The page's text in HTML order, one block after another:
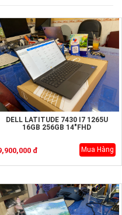
DELL LATITUDE 7430 I7 1265U
16GB 256GB 14"FHD
đ Mua Hàng